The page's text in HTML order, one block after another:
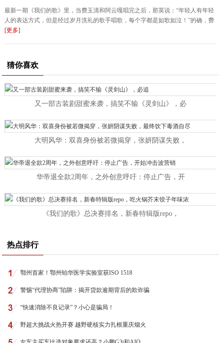
最新一期《我们的歌》里，当费玉清和阿云嘎唱完之后，那英说：“年轻人有年轻
人的表达方式，但是经过岁月洗礼的歌手唱歌，每个字都是如歌如泣！”的确，费
[更多]
猜你喜欢
又一部古装剧甜蜜来袭，搞笑不输《灵剑山》，必
大明风华：双喜身份被若微揭穿，张妍阴谋失败，
华帝退全款2周年，之外创意呼吁：停止广告，开
《我们的歌》总决赛排名，新春特辑版repo，
热点排行
鄂州首家！鄂州铂华医学实验室获ISO 1518
警惕“代理协商”陷阱：揭开贷款逾期背后的欺诈骗
“快速消除不良记录”？小心是骗局！
野超大挑战火热开赛 越野硬核实力扎根重庆烟火